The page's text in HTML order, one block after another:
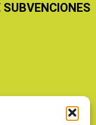
SUBVENCIONES